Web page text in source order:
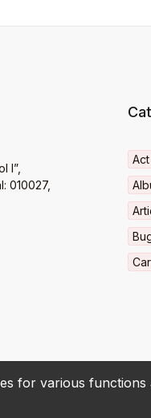
for various
I”,
010027,